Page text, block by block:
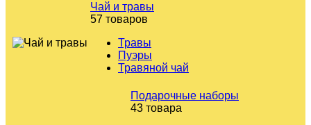
Чай и травы
57 товаров
Травы
Пуэры
Травяной чай
Подарочные наборы
43 товара